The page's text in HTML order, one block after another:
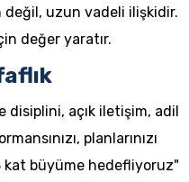
uzun vadeli ilişkidir.
değer yaratır.
disiplini, açık iletişim, adil
planlarınızı
kat büyüme hedefliyoruz"